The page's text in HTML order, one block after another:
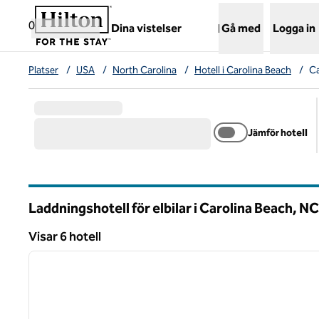
Gå vidare till innehållet
0
Dina vistelser
,öppnar ny flik
Gå med Logga in
Platser / USA / North Carolina / Hotell i Carolina Beach /
Jämför hotell
Laddningshotell för elbilar i Carolina Beach, NC
Visar 6 hotell
Visar 6 hotell
1 av 12